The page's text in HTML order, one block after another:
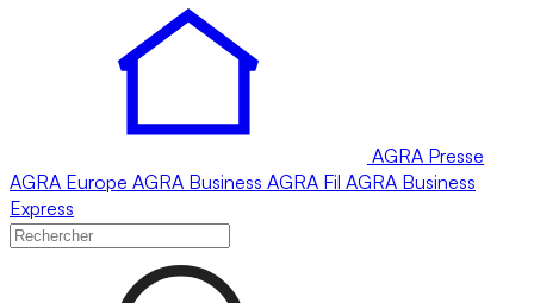
AGRA Presse
AGRA Europe AGRA Business AGRA Fil AGRA Business
Express